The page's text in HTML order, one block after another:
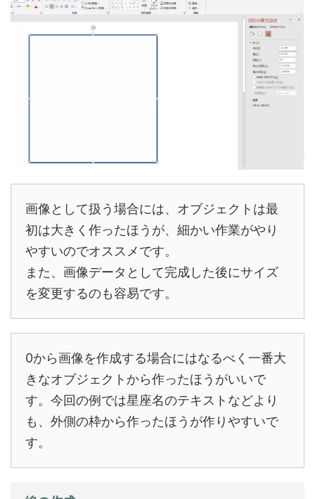
画像として扱う場合には、オブジェクトは最
初は大きく作ったほうが、細かい作業がやり
やすいのでオススメです。
また、画像データとして完成した後にサイズ
を変更するのも容易です。
0から画像を作成する場合にはなるべく一番大
きなオブジェクトから作ったほうがいいで
す。今回の例では星座名のテキストなどより
も、外側の枠から作ったほうが作りやすいで
す。